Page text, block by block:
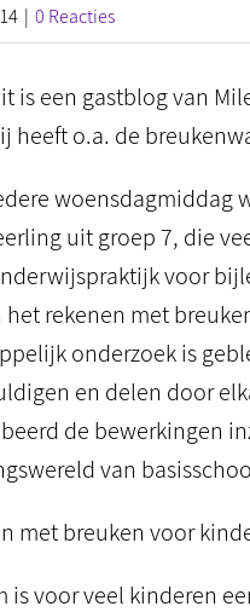
| 0 Reacties
is een gastblog van
heeft o.a. de
woensdagmiddag
uit groep 7, die
voor
rekenen met
onderzoek is
en delen door
de bewerkingen
van
met breuken voor
is voor veel kinderen